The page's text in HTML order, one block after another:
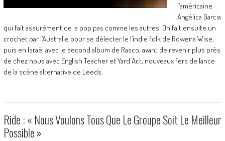
l’américaine
Angélica Garcia
qui fait assurément de la pop pas comme les autres. On fait ensuite un
crochet par l’Australie pour se délecter le l’indie folk de Rowena Wise,
puis en Israël avec le second album de Rasco, avant de revenir plus près
de chez nous avec English Teacher et Yard Act, nouveaux fers de lance
de la scène alternative de Leeds.
Ride : « Nous Voulons Tous Que Le Groupe Soit Le Meilleur
Possible »